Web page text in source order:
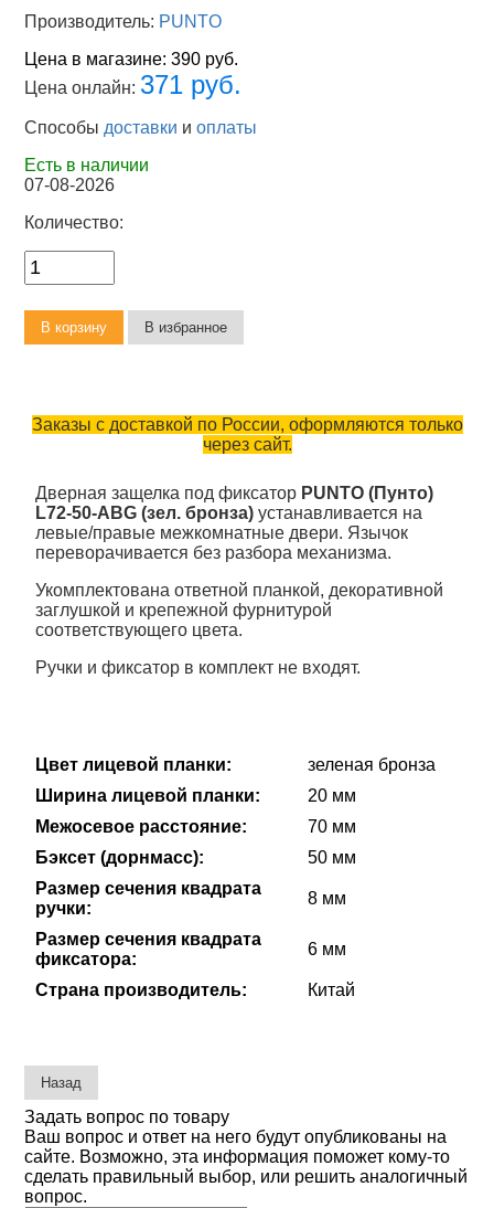
Производитель: PUNTO
Цена в магазине:390 руб.
Цена онлайн: 371 руб.
Способы доставки иоплаты
Есть в наличии
07-08-2026
Количество:
Заказы с доставкой по России, оформляются только
через сайт.
Дверная защелка под фиксатор PUNTO (Пунто)
L72-50-ABG (зел. бронза) устанавливается на
левые/правые межкомнатные двери. Язычок
переворачивается без разбора механизма.
Укомплектована ответной планкой, декоративной
заглушкой и крепежной фурнитурой
соответствующего цвета.
Ручки и фиксатор в комплект не входят.
Цвет лицевой планки:
зеленая бронза
Ширина лицевой планки:
20 мм
Межосевое расстояние:
70 мм
Бэксет (дорнмасс):
50 мм
Размер сечения квадрата
ручки:
8 мм
Размер сечения квадрата
фиксатора:
6 мм
Страна производитель: Китай
Задать вопрос по товару
Ваш вопрос и ответ на него будут опубликованы на
сайте. Возможно, эта информация поможет кому-то
сделать правильный выбор, или решить аналогичный
вопрос.